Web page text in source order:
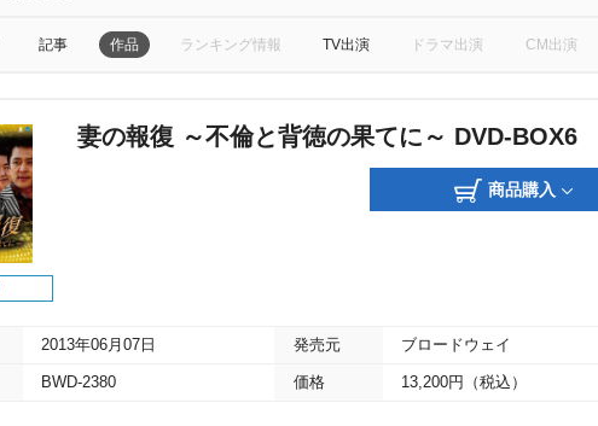
記事 作品 ランキング情報 TV出演 ドラマ出演 CM出演
妻の報復 ～不倫と背徳の果てに～ DVD-BOX6
商品購入
2013年06月07日 発売元 ブロードウェイ
BWD-2380 価格 13,200円（税込）